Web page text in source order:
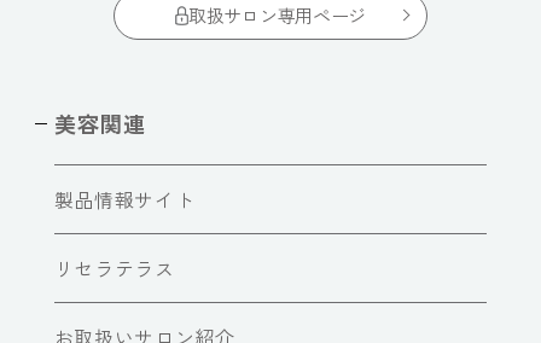
取扱サロン専用ページ
美容関連
製品情報サイト
リセラテラス
お取扱いサロン紹介